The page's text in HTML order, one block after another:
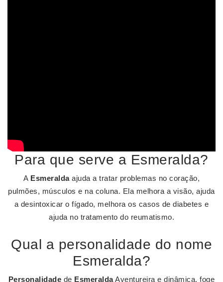
Para que serve a Esmeralda?
A Esmeraldaajuda a tratar problemas no coração,
pulmões, músculos e na coluna. Ela melhora a visão, ajuda
a desintoxicar o fígado, melhora os casos de diabetes e
ajuda no tratamento do reumatismo.
Qual a personalidade do nome
Esmeralda?
Personalidade de EsmeraldaAventureira e dinâmica, foge